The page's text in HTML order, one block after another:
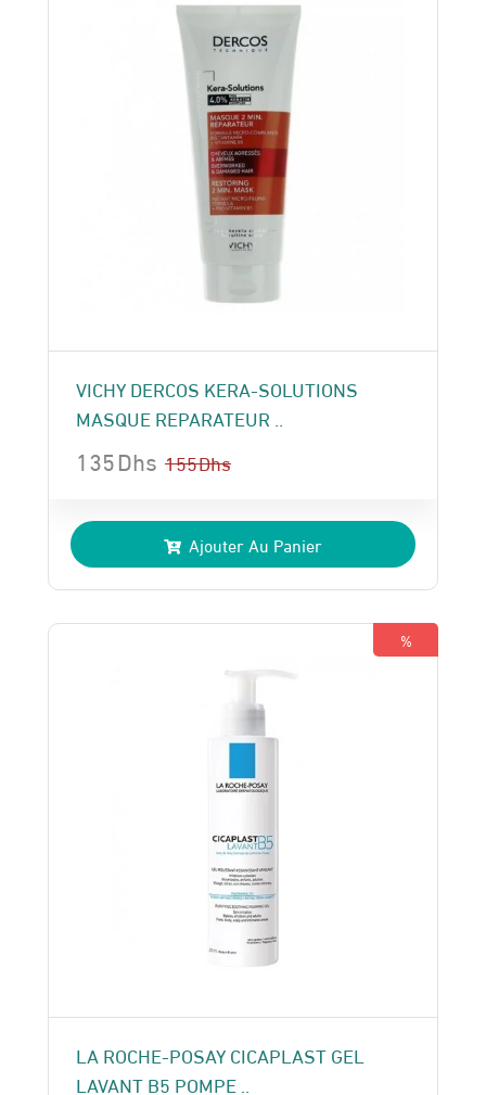
VICHY DERCOS KERA-SOLUTIONS
MASQUE REPARATEUR ..
155Dhs
prix
initial
était :
155 Dhs.
135Dhs
prix
actuel
est :
135 Dhs.
Ajouter Au Panier
%
LA ROCHE-POSAY CICAPLAST GEL
LAVANT B5 POMPE ..